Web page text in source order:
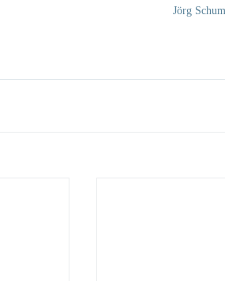
Jörg